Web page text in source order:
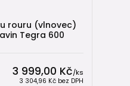
rouru (vlnovec)
Tegra 600
3 999,00 Kč/ks
3 304,96 Kč bez DPH